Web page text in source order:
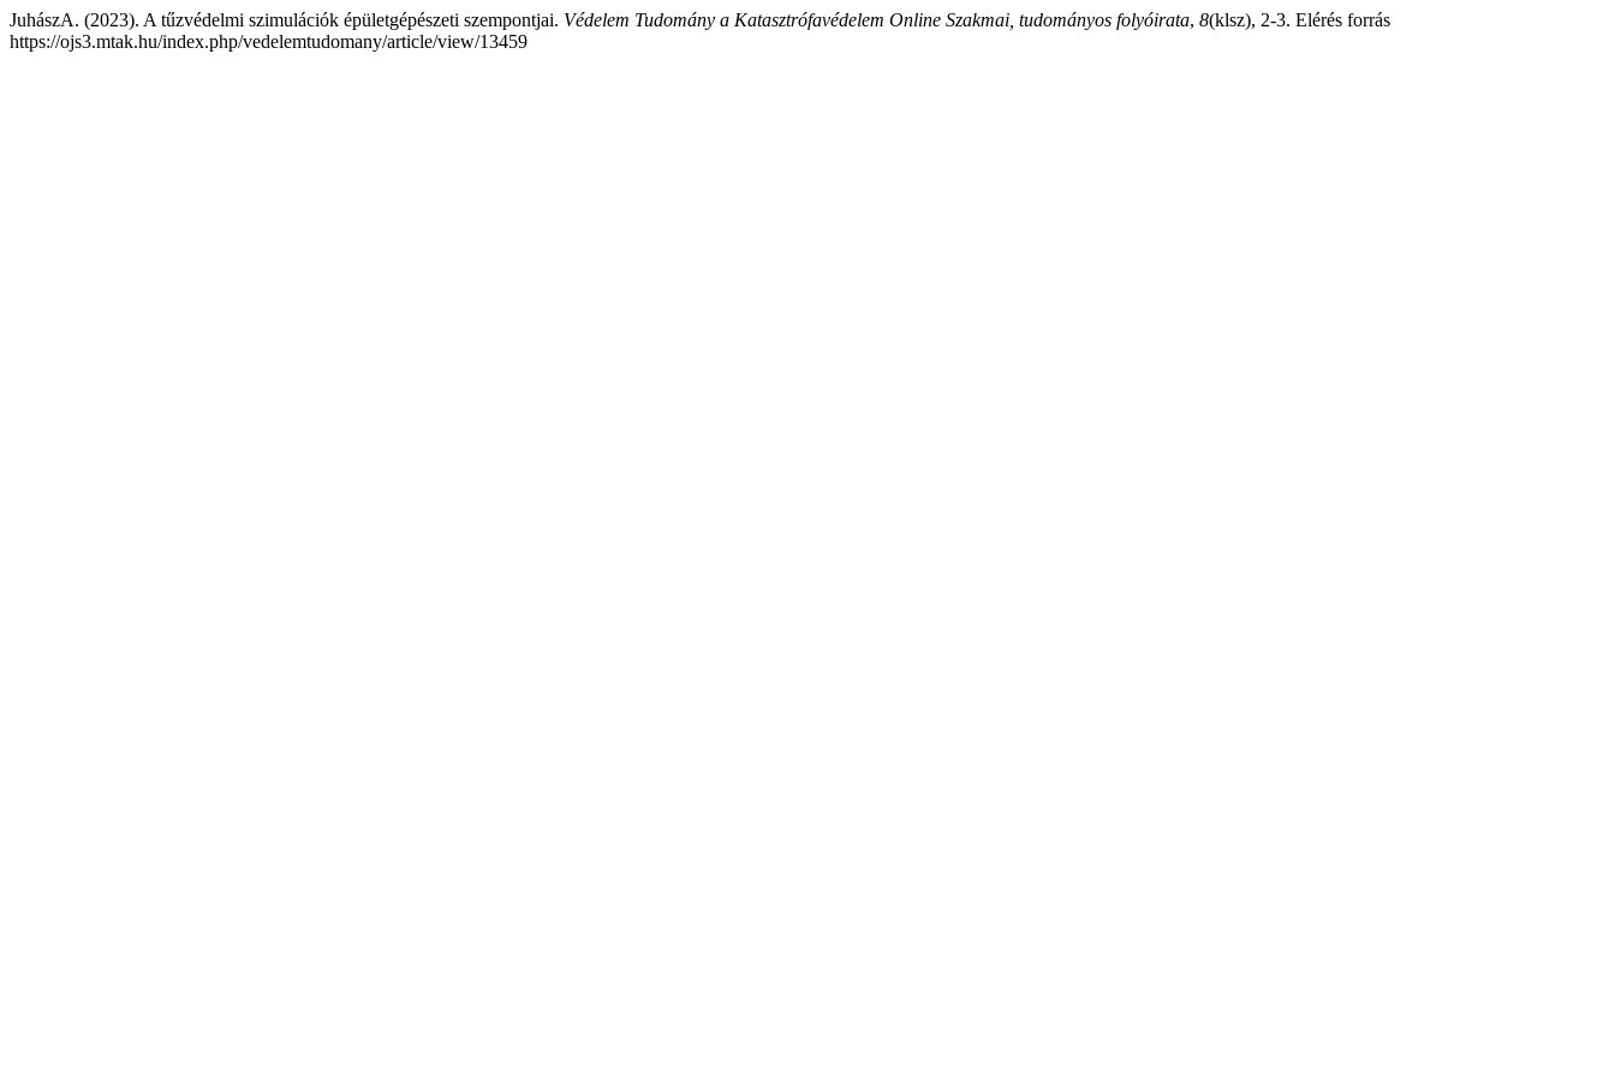
JuhászA. (2023). A tűzvédelmi szimulációk épületgépészeti szempontjai. Védelem Tudomány a Katasztrófavédelem Online Szakmai, tudományos folyóirata, 8(klsz), 2-3. Elérés forrás
https://ojs3.mtak.hu/index.php/vedelemtudomany/article/view/13459